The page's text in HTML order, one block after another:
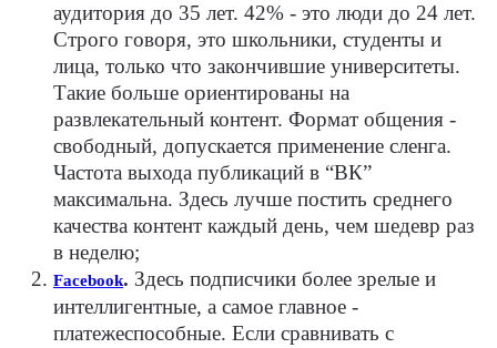
аудитория до 35 лет. 42% - это люди до 24 лет.
Строго говоря, это школьники, студенты и
лица, только что закончившие университеты.
Такие больше ориентированы на
развлекательный контент. Формат общения -
свободный, допускается применение сленга.
Частота выхода публикаций в “ВК”
максимальна. Здесь лучше постить среднего
качества контент каждый день, чем шедевр раз
в неделю;
Facebook. Здесь подписчики более зрелые и
интеллигентные, а самое главное -
платежеспособные. Если сравнивать с